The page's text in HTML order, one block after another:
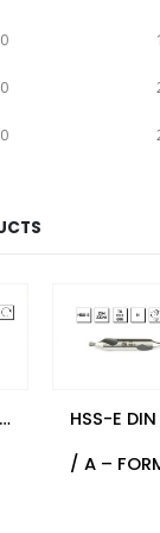
HSS DIN 2181 USA İnce Vidalı Kılavuz – UNF – Son
/ A – FORM A